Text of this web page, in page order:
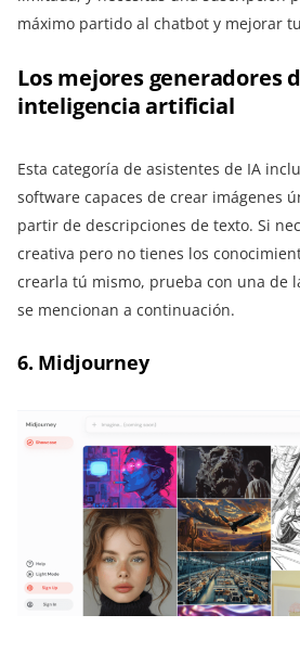
máximo partido al chatbot y mejorar
Los mejores generadores
inteligencia artificial
Esta categoría de asistentes de IA
software capaces de crear imágenes
partir de descripciones de texto. Si
creativa pero no tienes los
crearla tú mismo, prueba con una de
se mencionan a continuación.
6. Midjourney